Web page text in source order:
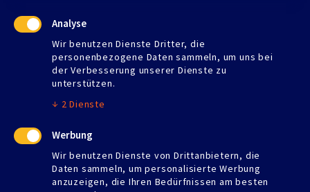
Öffnungszeiten
Donnerstag
Freitag
07:00–17:00
07:00–17:00
07:00–17:00
Geschlossen
Geschlossen
Analyse
Wir benutzen Dienste Dritter, die
personenbezogene Daten sammeln, um uns bei
der Verbesserung unserer Dienste zu
unterstützen.
↓ 2 Dienste
Werbung
Wir benutzen Dienste von Drittanbietern, die
Daten sammeln, um personalisierte Werbung
anzuzeigen, die Ihren Bedürfnissen am besten